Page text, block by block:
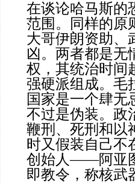
在谈论哈马斯的
范围。同样的原
大哥伊朗资助、
凶。两者都是无
权，其统治时间
强硬派组成。毛
国家是一个肆无
不过是伪装。政
鞭刑、死刑和以
时又假装自己不
创始人——阿亚
即教令，称核武